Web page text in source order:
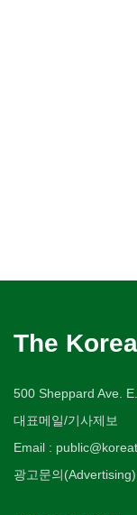
The
500 Sheppard Ave.
대표메일/기사제보
Email :
광고문의